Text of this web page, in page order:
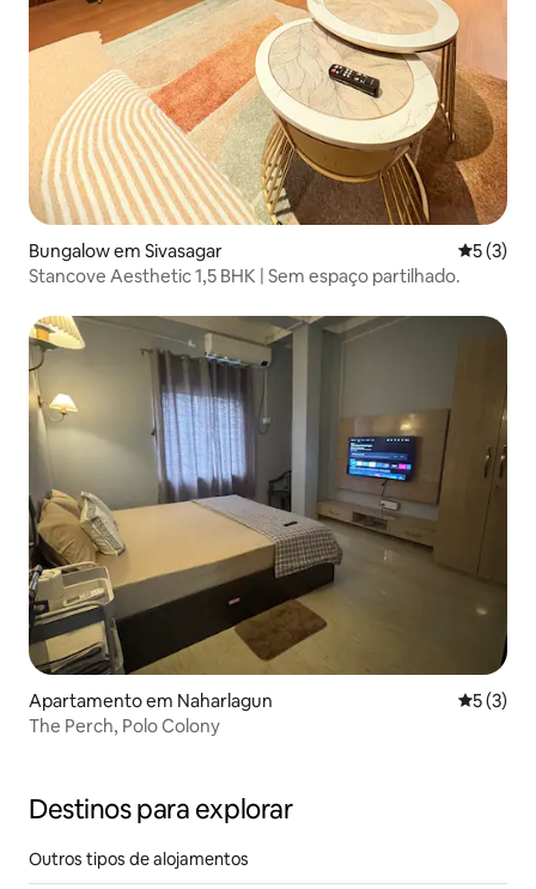
Bungalow em Sivasagar
5 (3)
Stancove Aesthetic 1,5 BHK | Sem espaço partilhado.
Apartamento em Naharlagun
5 (3)
The Perch, Polo Colony
Destinos para explorar
Outros tipos de alojamentos